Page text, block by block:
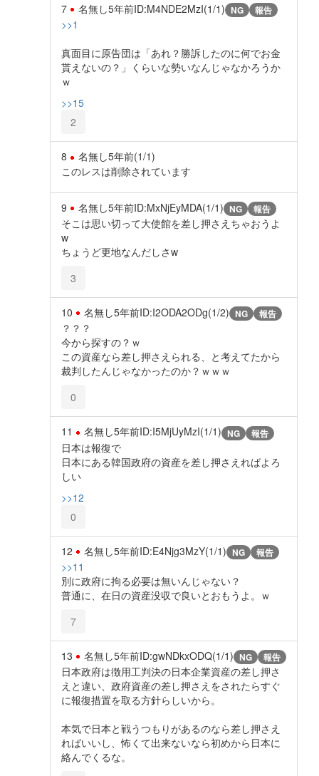
7 名無し5年前ID:M4NDE2MzI(1/1) NG 報告
>>1
真面目に原告団は「あれ？勝訴したのに何でお金
貰えないの？」くらいな勢いなんじゃなかろうか
ｗ
>>15
2
8 名無し5年前(1/1)
このレスは削除されています
9 名無し5年前ID:MxNjEyMDA(1/1) NG 報告
そこは思い切って大使館を差し押さえちゃおうよ
w
ちょうど更地なんだしさw
3
10 名無し5年前ID:I2ODA2ODg(1/2) NG 報告
？？？
今から探すの？ｗ
この資産なら差し押さえられる、と考えてたから
裁判したんじゃなかったのか？ｗｗｗ
0
11 名無し5年前ID:I5MjUyMzI(1/1) NG 報告
日本は報復で
日本にある韓国政府の資産を差し押さえればよろ
しい
>>12
0
12 名無し5年前ID:E4Njg3MzY(1/1) NG 報告
>>11
別に政府に拘る必要は無いんじゃない？
普通に、在日の資産没収で良いとおもうよ。ｗ
7
13 名無し5年前ID:gwNDkxODQ(1/1) NG 報告
日本政府は徴用工判決の日本企業資産の差し押さ
えと違い、政府資産の差し押さえをされたらすぐ
に報復措置を取る方針らしいから。
本気で日本と戦うつもりがあるのなら差し押さえ
ればいいし、怖くて出来ないなら初めから日本に
絡んでくるな。